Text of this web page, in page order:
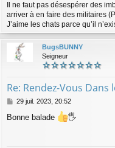
Il ne faut pas désespérer des
arriver à en faire des militaires
J’aime les chats parce qu’il
BugsBUNNY
Seigneur
Re: Rendez-Vous
M
s
29 juil. 2023, 20:52
Bonne balade 🖐